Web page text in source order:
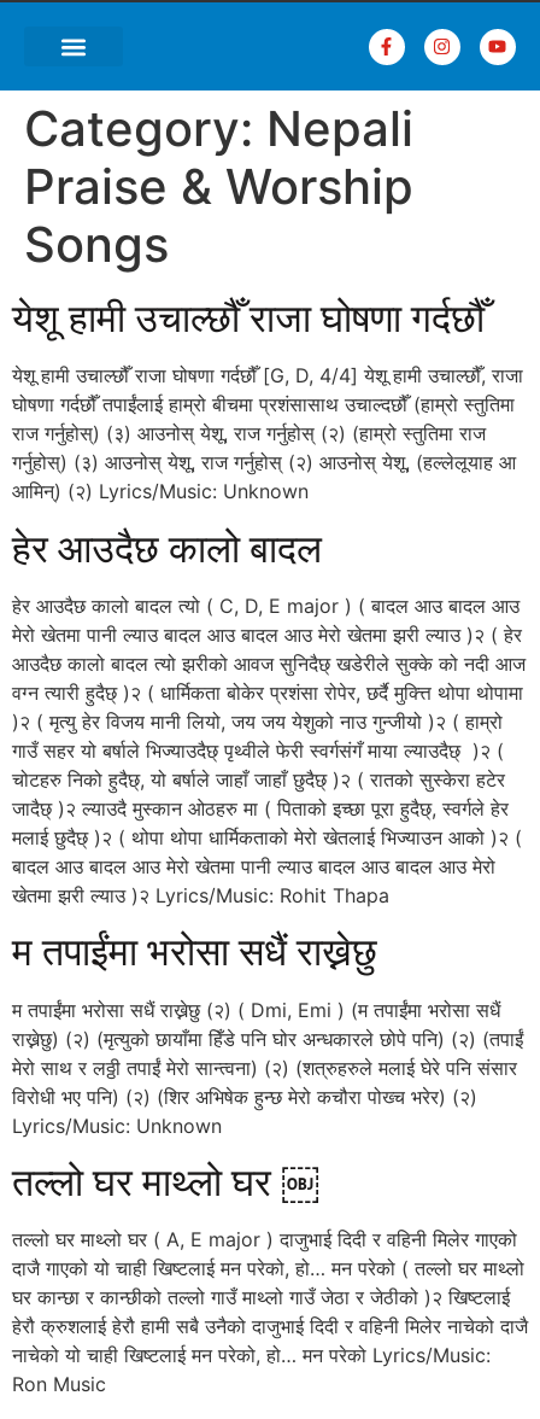
Category: Nepali
Praise & Worship
Songs
येशू हामी उचाल्छौँ राजा घोषणा गर्दछौँ
येशू हामी उचाल्छौँ राजा घोषणा गर्दछौँ [G, D, 4/4] येशू हामी उचाल्छौँ, राजा
घोषणा गर्दछौँ तपाईंलाई हाम्रो बीचमा प्रशंसासाथ उचाल्दछौँ (हाम्रो स्तुतिमा
राज गर्नुहोस्‌) (३) आउनोस्‌ येशू, राज गर्नुहोस्‌ (२) (हाम्रो स्तुतिमा राज
गर्नुहोस्‌) (३) आउनोस्‌ येशू, राज गर्नुहोस्‌ (२) आउनोस्‌ येशू, (हल्लेलूयाह आ
आमिन्‌) (२) Lyrics/Music: Unknown
हेर आउदैछ कालो बादल
हेर आउदैछ कालो बादल त्यो ( C, D, E major ) ( बादल आउ बादल आउ
मेरो खेतमा पानी ल्याउ बादल आउ बादल आउ मेरो खेतमा झरी ल्याउ )२ ( हेर
आउदैछ कालो बादल त्यो झरीको आवज सुनिदैछ् खडेरीले सुक्के को नदी आज
वग्न त्यारी हुदैछ् )२ ( धार्मिकता बोकेर प्रशंसा रोपेर, छर्दै मुक्त्ति थोपा थोपामा
)२ ( मृत्यु हेर विजय मानी लियो, जय जय येशुको नाउ गुन्जीयो )२ ( हाम्रो
गाउँ सहर यो बर्षाले भिज्याउदैछ् पृथ्वीले फेरी स्वर्गसंगँ माया ल्याउदैछ् )२ (
चोटहरु निको हुदैछ्, यो बर्षाले जाहाँ जाहाँ छुदैछ् )२ ( रातको सुस्केरा हटेर
जादैछ् )२ ल्याउदै मुस्कान ओठहरु मा ( पिताको इच्छा पूरा हुदैछ्, स्वर्गले हेर
मलाई छुदैछ् )२ ( थोपा थोपा धार्मिकताको मेरो खेतलाई भिज्याउन आको )२ (
बादल आउ बादल आउ मेरो खेतमा पानी ल्याउ बादल आउ बादल आउ मेरो
खेतमा झरी ल्याउ )२ Lyrics/Music: Rohit Thapa
म तपाईंमा भरोसा सधैं राख्नेछु
म तपाईंमा भरोसा सधैं राख्नेछु (२) ( Dmi, Emi ) (म तपाईंमा भरोसा सधैं
राख्नेछु) (२) (मृत्युको छायाँमा हिँडे पनि घोर अन्धकारले छोपे पनि) (२) (तपाईं
मेरो साथ र लठ्ठी तपाईं मेरो सान्त्वना) (२) (शत्रुहरुले मलाई घेरे पनि संसार
विरोधी भए पनि) (२) (शिर अभिषेक हुन्छ मेरो कचौरा पोख्च भरेर) (२)
Lyrics/Music: Unknown
तल्लो घर माथ्लो घर ￼
तल्लो घर माथ्लो घर ( A, E major ) दाजुभाई दिदी र वहिनी मिलेर गाएको
दाजै गाएको यो चाही खिष्टलाई मन परेको, हो… मन परेको ( तल्लो घर माथ्लो
घर कान्छा र कान्छीको तल्लो गाउँ माथ्लो गाउँ जेठा र जेठीको )२ खिष्टलाई
हेरौ क्रुशलाई हेरौ हामी सबै उनैको दाजुभाई दिदी र वहिनी मिलेर नाचेको दाजै
नाचेको यो चाही खिष्टलाई मन परेको, हो… मन परेको Lyrics/Music:
Ron Music